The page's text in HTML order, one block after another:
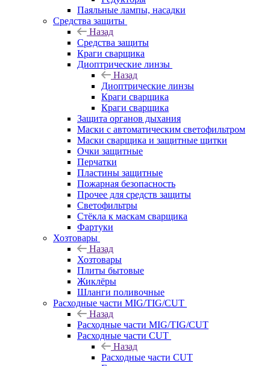
Паяльные лампы, насадки
Средства защиты
Назад
Средства защиты
Краги сварщика
Диоптрические линзы
Назад
Диоптрические линзы
Краги сварщика
Краги сварщика
Защита органов дыхания
Маски с автоматическим светофильтром
Маски сварщика и защитные щитки
Очки защитные
Перчатки
Пластины защитные
Пожарная безопасность
Прочее для средств защиты
Светофильтры
Стёкла к маскам сварщика
Фартуки
Хозтовары
Назад
Хозтовары
Плиты бытовые
Жиклёры
Шланги поливочные
Расходные части MIG/TIG/CUT
Назад
Расходные части MIG/TIG/CUT
Расходные части CUT
Назад
Расходные части CUT